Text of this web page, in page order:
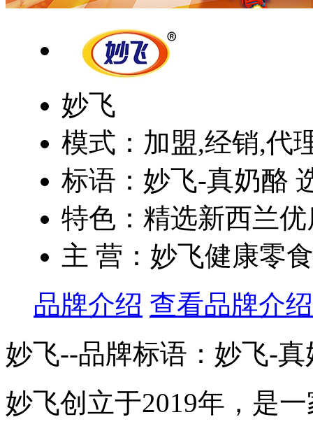
妙飞
模式：加盟,经销,代
标语：妙飞-真奶酪
特色：精选新西兰
主 营：妙飞健康零食
品牌介绍 查看品牌介绍
妙飞--品牌标语： 妙飞-
妙飞创立于2019年，是